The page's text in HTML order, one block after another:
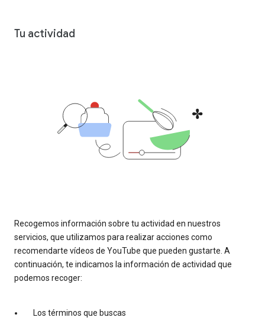
Tu actividad
Recogemos información sobre tu actividad en nuestros
servicios, que utilizamos para realizar acciones como
recomendarte vídeos de YouTube que pueden gustarte. A
continuación, te indicamos la información de actividad que
podemos recoger:
Los términos que buscas